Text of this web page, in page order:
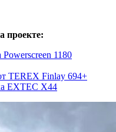
проекте:
1180
TEREX Finlay 694+
EXTEC X44